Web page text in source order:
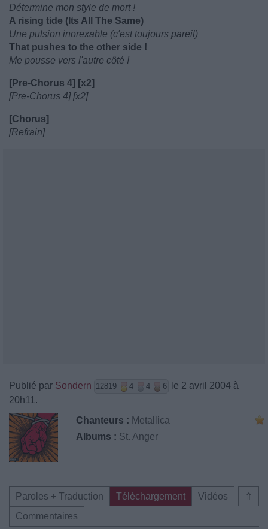
Détermine mon style de mort !
A rising tide (Its All The Same)
Une pulsion inorexable (c'est toujours pareil)
That pushes to the other side !
Me pousse vers l'autre côté !
[Pre-Chorus 4] [x2]
[Pre-Chorus 4] [x2]
[Chorus]
[Refrain]
Publié par Sondern 12819 4 4 6
le 2 avril 2004 à
20h11.
Chanteurs : Metallica
Albums : St. Anger
⇑
Paroles + Traduction Téléchargement
Vidéos
Commentaires